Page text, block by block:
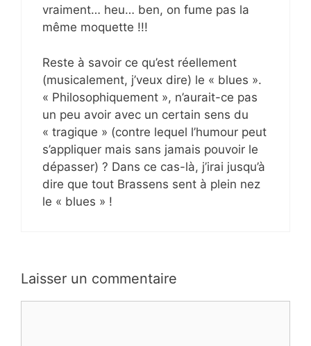
vraiment… heu… ben, on fume pas la
même moquette !!!
Reste à savoir ce qu’est réellement
(musicalement, j’veux dire) le « blues ».
« Philosophiquement », n’aurait-ce pas
un peu avoir avec un certain sens du
« tragique » (contre lequel l’humour peut
s’appliquer mais sans jamais pouvoir le
dépasser) ? Dans ce cas-là, j’irai jusqu’à
dire que tout Brassens sent à plein nez
le « blues » !
Laisser un commentaire